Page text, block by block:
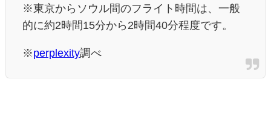
※東京からソウル間のフライト時間は、一般
的に約2時間15分から2時間40分程度です。
※perplexity調べ